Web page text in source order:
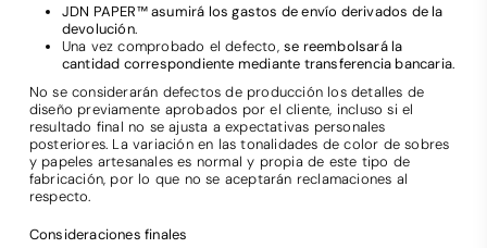
JDN PAPER™ asumirá los gastos de envío derivados de la
devolución.
Una vez comprobado el defecto,se reembolsará la
cantidad correspondiente mediante transferencia bancaria.
No se considerarán defectos de producción los detalles de
diseño previamente aprobados por el cliente, incluso si el
resultado final no se ajusta a expectativas personales
posteriores. La variación en las tonalidades de color de sobres
y papeles artesanales es normal y propia de este tipo de
fabricación, por lo que no se aceptarán reclamaciones al
respecto.
Consideraciones finales